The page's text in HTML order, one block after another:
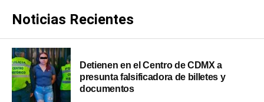
Noticias Recientes
Detienen en el Centro de CDMX a
presunta falsificadora de billetes y
documentos